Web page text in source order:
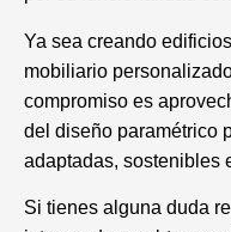
Ya sea creando
mobiliario
compromiso es
del diseño paramétrico
adaptadas, sostenibles
Si tienes alguna duda